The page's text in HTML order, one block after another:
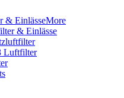
& EinlässeMore
& Einlässe
Luftfilter